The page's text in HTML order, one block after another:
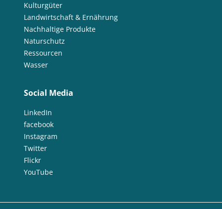
Kulturgüter
Landwirtschaft & Ernährung
Nachhaltige Produkte
Naturschutz
Ressourcen
Wasser
Social Media
LinkedIn
facebook
Instagram
Twitter
Flickr
YouTube